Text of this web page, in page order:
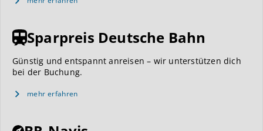
Sparpreis Deutsche Bahn
Günstig und entspannt anreisen – wir unterstützen dich
bei der Buchung.
mehr erfahren